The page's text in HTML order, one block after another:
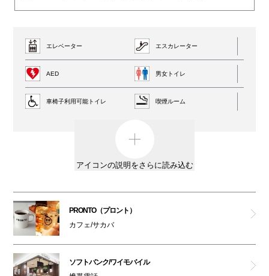
エレベーター エスカレーター
AED 男女トイレ
車椅子利用可能トイレ 喫煙ルーム
アイコンの説明をさらに読み込む
PRONTO（プロント）
カフェ/サカバ
ソフトバンク/ワイモバイル